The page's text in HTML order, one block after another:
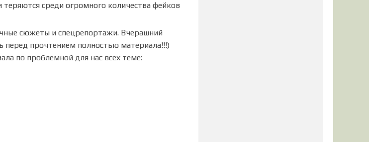
среди огромного количества фейков
сюжеты и спецрепортажи. Вчерашний
перед прочтением полностью материала!!!)
по проблемной для нас всех теме: